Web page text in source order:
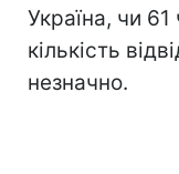
Україна, чи
кількість
незначно.